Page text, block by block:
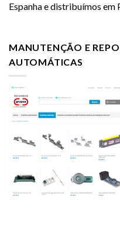
Espanha e distribuímos em
MANUTENÇÃO E
AUTOMÁTICAS